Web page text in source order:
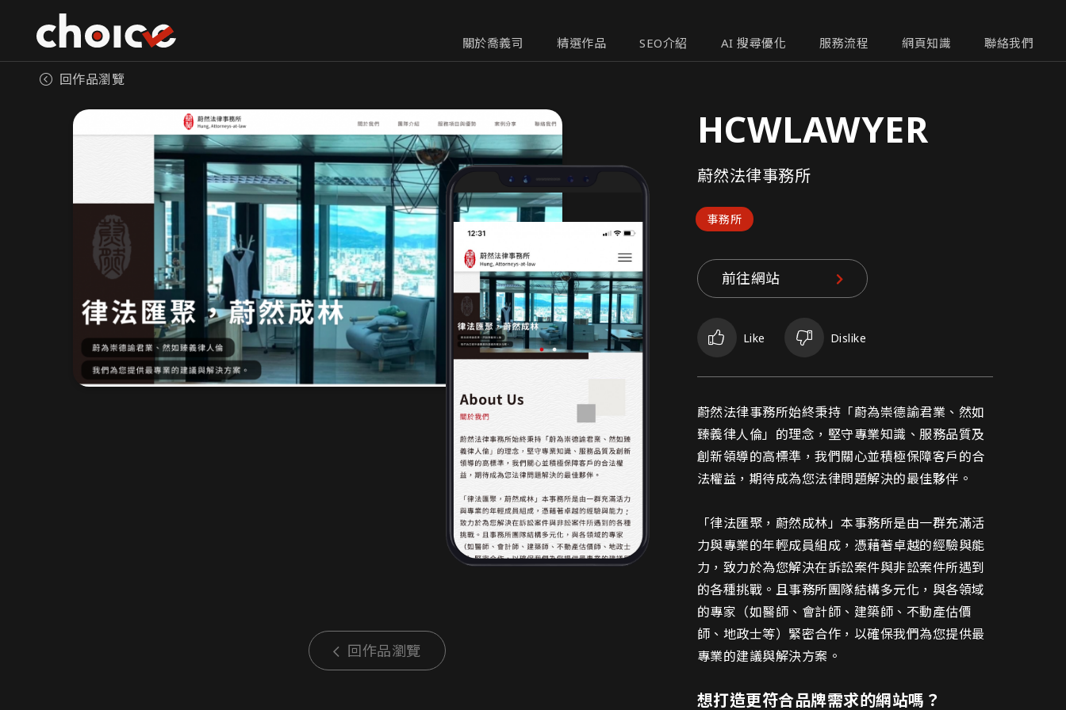
關於喬義司 精選作品 SEO介紹 AI 搜尋優化 服務流程 網頁知識 聯絡我們
回作品瀏覽
HCWLAWYER
蔚然法律事務所
事務所
前往網站
Like Dislike
蔚然法律事務所網頁設計介紹
蔚然法律事務所始終秉持「蔚為崇德諭君業、然如
臻義律人倫」的理念，堅守專業知識、服務品質及
創新領導的高標準，我們關心並積極保障客戶的合
法權益，期待成為您法律問題解決的最佳夥伴。
「律法匯聚，蔚然成林」本事務所是由一群充滿活
力與專業的年輕成員組成，憑藉著卓越的經驗與能
力，致力於為您解決在訴訟案件與非訟案件所遇到
的各種挑戰。且事務所團隊結構多元化，與各領域
的專家（如醫師、會計師、建築師、不動產估價
師、地政士等）緊密合作，以確保我們為您提供最
專業的建議與解決方案。
想打造更符合品牌需求的網站嗎？
回作品瀏覽